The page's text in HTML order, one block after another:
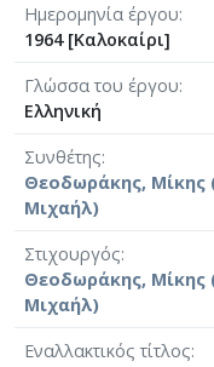
Ημερομηνία έργου
1964 [Καλοκαίρι]
Γλώσσα του έργου
Ελληνική
Συνθέτης
Θεοδωράκης, Μίκης
Μιχαήλ)
Στιχουργός
Θεοδωράκης, Μίκης
Μιχαήλ)
Eναλλακτικός τίτλος